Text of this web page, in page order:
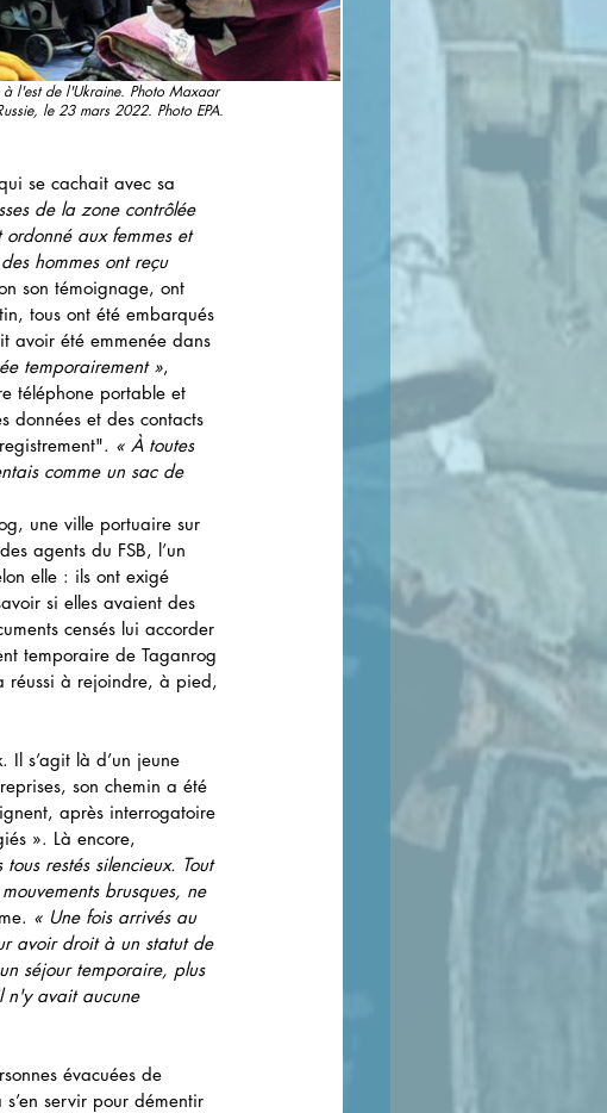
l'est de l'Ukraine. Photo Maxaar
le 23 mars 2022. Photo EPA.
se cachait avec sa
de la zone contrôlée
ordonné aux femmes et
hommes ont reçu
son témoignage, ont
tous ont été embarqués
avoir été emmenée dans
temporairement »,
téléphone portable et
données et des contacts
« À toutes
comme un sac de
une ville portuaire sur
agents du FSB, l’un
elle : ils ont exigé
si elles avaient des
censés lui accorder
temporaire de Taganrog
réussi à rejoindre, à pied,
s’agit là d’un jeune
son chemin a été
après interrogatoire
». Là encore,
restés silencieux. Tout
brusques, ne
« Une fois arrivés au
avoir droit à un statut de
séjour temporaire, plus
n'y avait aucune
évacuées de
servir pour démentir